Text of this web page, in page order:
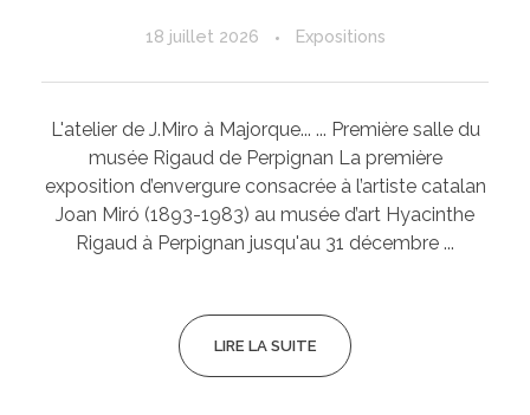
18 juillet 2026 Expositions
L'atelier de J.Miro à Majorque... ... Première salle du
musée Rigaud de Perpignan La première
exposition d’envergure consacrée à l’artiste catalan
Joan Miró (1893-1983) au musée d’art Hyacinthe
Rigaud à Perpignan jusqu'au 31 décembre ...
LIRE LA SUITE